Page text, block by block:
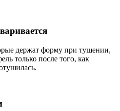
держат форму при тушении,
только после того, как